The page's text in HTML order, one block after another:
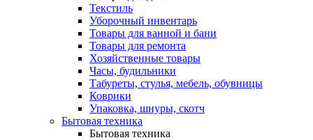
Текстиль
Уборочный инвентарь
Товары для ванной и бани
Товары для ремонта
Хозяйственные товары
Часы, будильники
Табуреты, стулья, мебель, обувницы
Коврики
Упаковка, шнуры, скотч
Бытовая техника
Бытовая техника